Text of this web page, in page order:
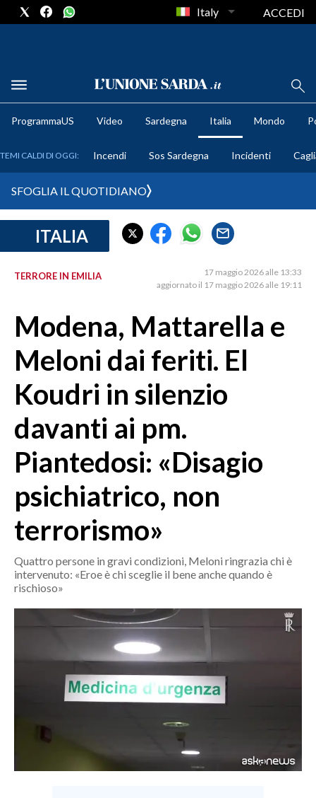
METEO
CRONACA SARDEGNA
PROVINCIA DI CAGLIARI
MEDIO CAMPIDANO
ORISTANO E PROVINCIA
SASSARI E PROVINCIA
GALLURA
NUORO E PROVINCIA
OGLIASTRA
AGENDA
CRONACA
ITALIA
MONDO
POLITICA
SERVIZI ALLE IMPRESE
SPORT
Italy ACCEDI
ProgrammaUS Video Sardegna Italia Mondo
TEMI CALDI DI OGGI: Incendi Sos Sardegna Incidenti
SFOGLIA IL QUOTIDIANO
ITALIA
TERRORE IN EMILIA
17 maggio 2026 alle 13:33
aggiornato il 17 maggio 2026 alle 19:11
Modena, Mattarella e
Meloni dai feriti. El
Koudri in silenzio
davanti ai pm.
Piantedosi: «Disagio
psichiatrico, non
terrorismo»
Quattro persone in gravi condizioni, Meloni ringrazia chi è
intervenuto: «Eroe è chi sceglie il bene anche quando è
rischioso»